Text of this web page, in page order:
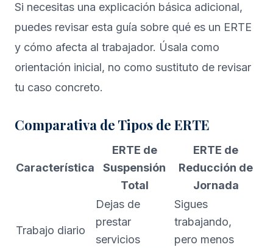
Si necesitas una explicación básica adicional,
puedes revisar esta guía sobre qué es un ERTE
y cómo afecta al trabajador. Úsala como
orientación inicial, no como sustituto de revisar
tu caso concreto.
Comparativa de Tipos de ERTE
Característica
ERTE de
Suspensión
Total
ERTE de
Reducción de
Jornada
Trabajo diario
Dejas de
prestar
servicios
Sigues
trabajando,
pero menos